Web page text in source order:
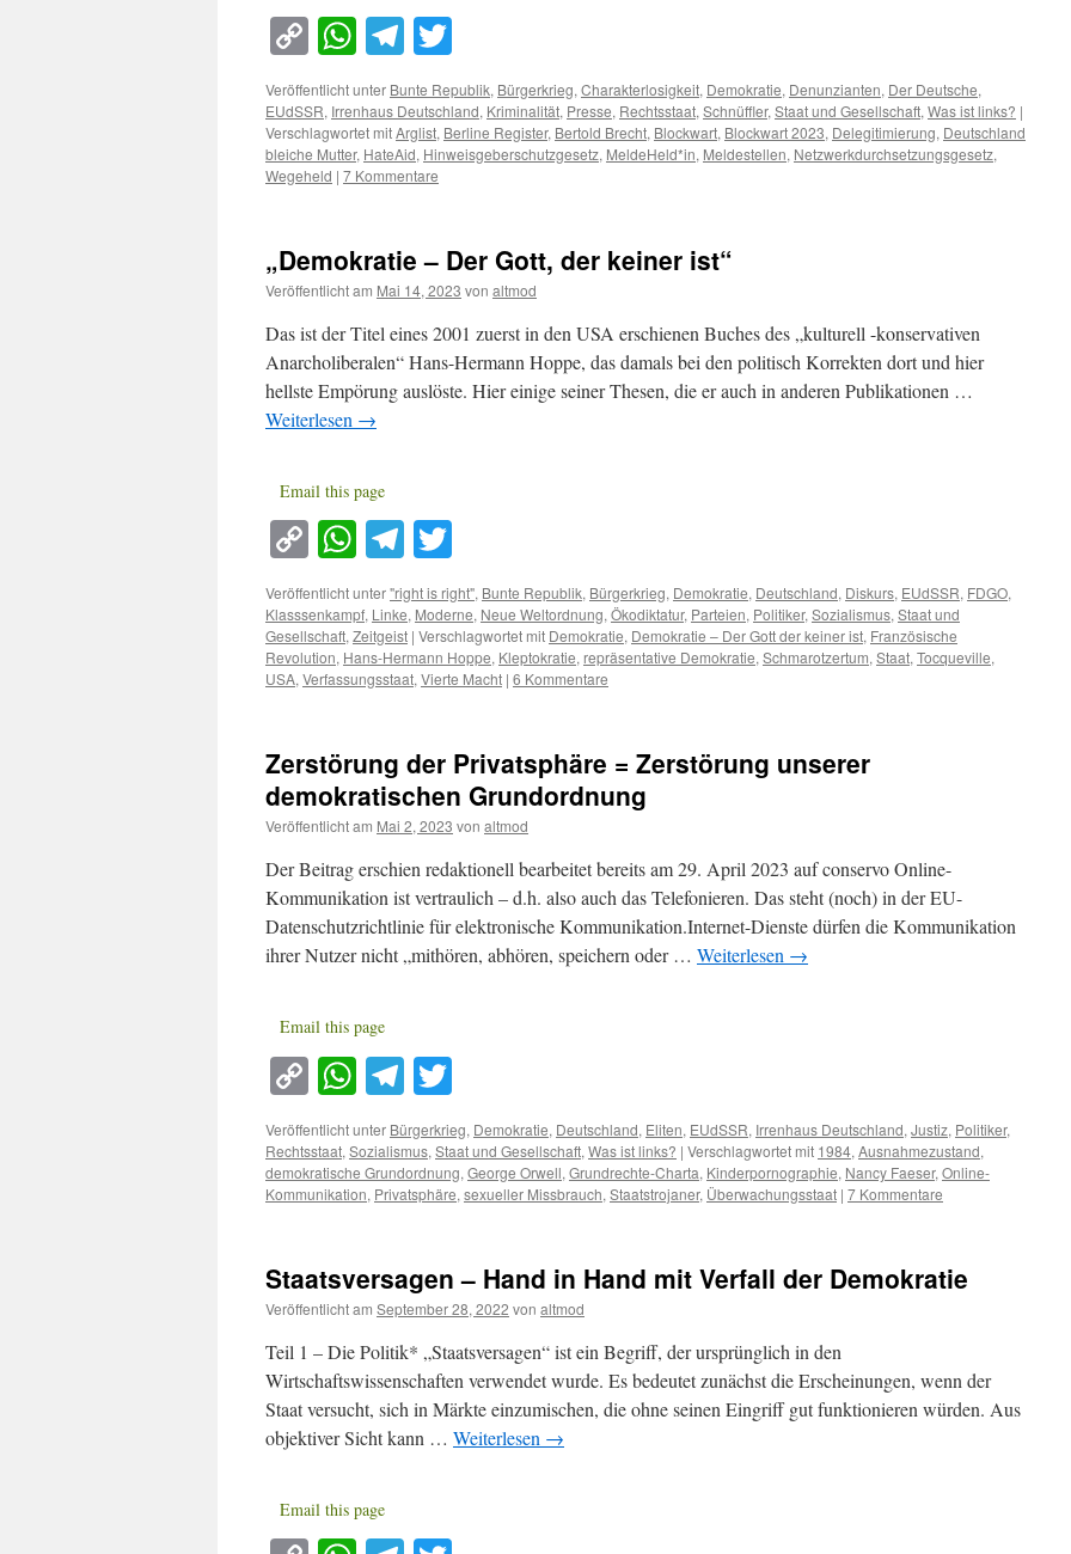
Copy
Link
WhatsApp
Telegram
Veröffentlicht unter Bunte Republik, Bürgerkrieg, Charakterlosigkeit, Demokratie, Denunzianten, Der Deutsche,
EUdSSR, Irrenhaus Deutschland, Kriminalität, Presse, Rechtsstaat, Schnüffler, Staat und Gesellschaft, Was ist links? |
Verschlagwortet mitArglist, Berline Register, Bertold Brecht, Blockwart, Blockwart 2023, Delegitimierung, Deutschland
bleiche Mutter, HateAid, Hinweisgeberschutzgesetz, MeldeHeld*in, Meldestellen, Netzwerkdurchsetzungsgesetz,
Wegeheld | 7 Kommentare
„Demokratie – Der Gott, der keiner ist“
Veröffentlicht am Mai 14, 2023 von altmod
Das ist der Titel eines 2001 zuerst in den USA erschienen Buches des „kulturell -konservativen
Anarcholiberalen“ Hans-Hermann Hoppe, das damals bei den politisch Korrekten dort und hier
hellste Empörung auslöste. Hier einige seiner Thesen, die er auch in anderen Publikationen …
Weiterlesen →
Email this page
Copy
Link
WhatsApp
Telegram
Veröffentlicht unter"right is right", Bunte Republik, Bürgerkrieg, Demokratie, Deutschland, Diskurs, EUdSSR, FDGO,
Klasssenkampf, Linke, Moderne, Neue Weltordnung,Ökodiktatur, Parteien, Politiker,Sozialismus,Staat und
Gesellschaft,Zeitgeist | Verschlagwortet mit Demokratie, Demokratie – Der Gott der keiner ist, Französische
Revolution, Hans-Hermann Hoppe, Kleptokratie, repräsentative Demokratie,Schmarotzertum,Staat,Tocqueville,
USA,Verfassungsstaat,Vierte Macht | 6 Kommentare
Zerstörung der Privatsphäre = Zerstörung unserer
demokratischen Grundordnung
Veröffentlicht am Mai 2, 2023 von altmod
Der Beitrag erschien redaktionell bearbeitet bereits am 29. April 2023 auf conservo Online-
Kommunikation ist vertraulich – d.h. also auch das Telefonieren. Das steht (noch) in der EU-
Datenschutzrichtlinie für elektronische Kommunikation.Internet-Dienste dürfen die Kommunikation
ihrer Nutzer nicht „mithören, abhören, speichern oder … Weiterlesen →
Email this page
Copy
Link
WhatsApp
Telegram
Veröffentlicht unter Bürgerkrieg, Demokratie, Deutschland, Eliten, EUdSSR, Irrenhaus Deutschland, Justiz, Politiker,
Rechtsstaat, Sozialismus, Staat und Gesellschaft, Was ist links? | Verschlagwortet mit 1984, Ausnahmezustand,
demokratische Grundordnung, George Orwell, Grundrechte-Charta, Kinderpornographie, Nancy Faeser, Online-
Kommunikation, Privatsphäre, sexueller Missbrauch, Staatstrojaner, Überwachungsstaat | 7 Kommentare
Staatsversagen – Hand in Hand mit Verfall der Demokratie
Veröffentlicht am September 28, 2022 von altmod
Teil 1 – Die Politik* „Staatsversagen“ ist ein Begriff, der ursprünglich in den
Wirtschaftswissenschaften verwendet wurde. Es bedeutet zunächst die Erscheinungen, wenn der
Staat versucht, sich in Märkte einzumischen, die ohne seinen Eingriff gut funktionieren würden. Aus
objektiver Sicht kann … Weiterlesen →
Email this page